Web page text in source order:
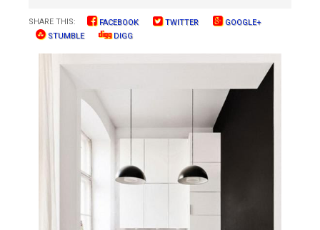
SHARE THIS: FACEBOOK TWITTER
GOOGLE+
STUMBLE
DIGG